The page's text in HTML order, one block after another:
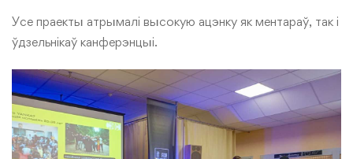
Усе праекты атрымалі высокую ацэнку як ментараў, так і
ўдзельнікаў канферэнцыі.